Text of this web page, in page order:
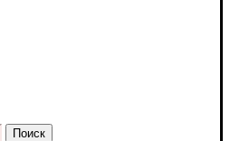
Поиск